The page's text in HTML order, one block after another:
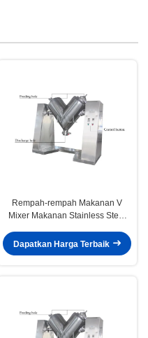
Rempah-rempah Makanan V
Mixer Makanan Stainless Steel
Cadang Gratis
Dapatkan Harga Terbaik